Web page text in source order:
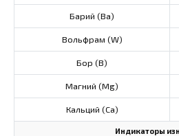
Барий (Ва)
Вольфрам (W)
Бор (В)
Магний (Mg)
Кальций (Са)
Индикаторы